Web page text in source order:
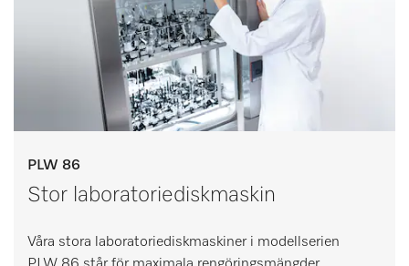
PLW 86
Stor laboratoriediskmaskin
Våra stora laboratoriediskmaskiner i modellserien